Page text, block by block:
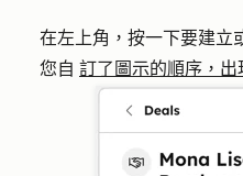
在左上角，按一下要建立
您自 訂了圖示的順序，出